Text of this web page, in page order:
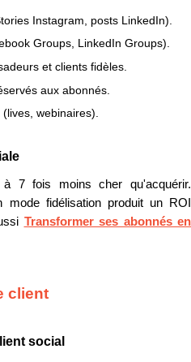
Instagram, posts LinkedIn).
Groups, LinkedIn Groups).
et clients fidèles.
aux abonnés.
webinaires).
à 7 fois moins cher qu'acquérir.
mode fidélisation produit un ROI
Transformer ses abonnés en
client
social